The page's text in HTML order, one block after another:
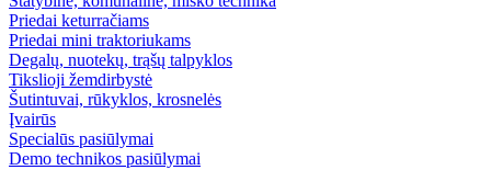
Priedai keturračiams
Priedai mini traktoriukams
Degalų, nuotekų, trąšų talpyklos
Tikslioji žemdirbystė
Šutintuvai, rūkyklos, krosnelės
Įvairūs
Specialūs pasiūlymai
Demo technikos pasiūlymai